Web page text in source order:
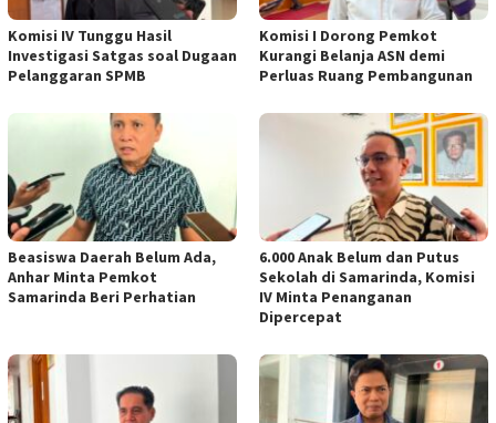
Komisi IV Tunggu Hasil
Investigasi Satgas soal Dugaan
Pelanggaran SPMB
Komisi I Dorong Pemkot
Kurangi Belanja ASN demi
Perluas Ruang Pembangunan
Beasiswa Daerah Belum Ada,
Anhar Minta Pemkot
Samarinda Beri Perhatian
6.000 Anak Belum dan Putus
Sekolah di Samarinda, Komisi
IV Minta Penanganan
Dipercepat